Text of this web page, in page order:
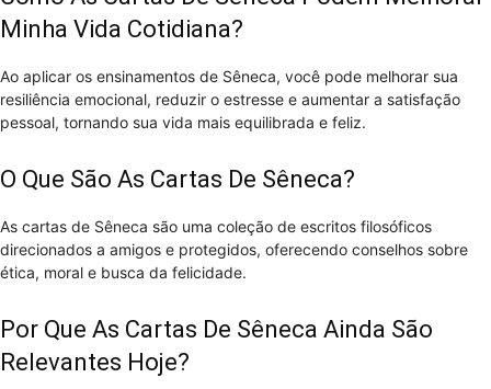
Minha Vida Cotidiana?
Ao aplicar os ensinamentos de Sêneca, você pode melhorar sua
resiliência emocional, reduzir o estresse e aumentar a satisfação
pessoal, tornando sua vida mais equilibrada e feliz.
O Que São As Cartas De Sêneca?
As cartas de Sêneca são uma coleção de escritos filosóficos
direcionados a amigos e protegidos, oferecendo conselhos sobre
ética, moral e busca da felicidade.
Por Que As Cartas De Sêneca Ainda São
Relevantes Hoje?